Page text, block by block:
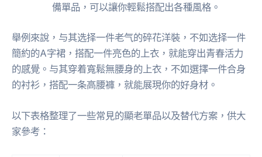
備單品，可以讓你輕鬆搭配出各種風格。
舉例來說，与其选择一件老气的碎花洋裝，不如选择一件
簡約的A字裙，搭配一件亮色的上衣，就能穿出青春活力
的感覺。与其穿着寬鬆無腰身的上衣，不如選擇一件合身
的衬衫，搭配一条高腰褲，就能展現你的好身材。
以下表格整理了一些常見的顯老單品以及替代方案，供大
家參考：